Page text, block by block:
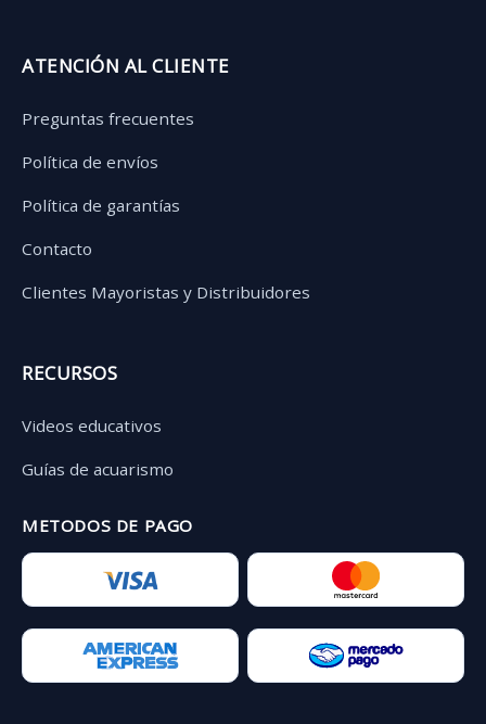
ATENCIÓN AL CLIENTE
Preguntas frecuentes
Política de envíos
Política de garantías
Contacto
Clientes Mayoristas y Distribuidores
RECURSOS
Videos educativos
Guías de acuarismo
METODOS DE PAGO